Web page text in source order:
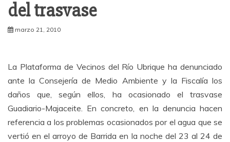
del trasvase
marzo 21, 2010
La Plataforma de Vecinos del Río Ubrique ha denunciado
ante la Consejería de Medio Ambiente y la Fiscalía los
daños que, según ellos, ha ocasionado el trasvase
Guadiario-Majaceite. En concreto, en la denuncia hacen
referencia a los problemas ocasionados por el agua que se
vertió en el arroyo de Barrida en la noche del 23 al 24 de